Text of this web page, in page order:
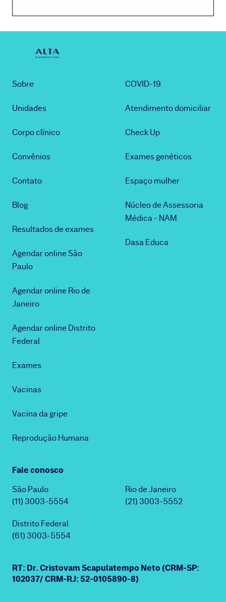
Sobre
Unidades
Corpo clínico
Convênios
Contato
Blog
Resultados de exames
Agendar online São
Paulo
Agendar online Rio de
Janeiro
Agendar online Distrito
Federal
Exames
Vacinas
Vacina da gripe
Reprodução Humana
COVID-19
Atendimento domiciliar
Check Up
Exames genéticos
Espaço mulher
Núcleo de Assessoria
Médica - NAM
Dasa Educa
Fale conosco
São Paulo
(11) 3003-5554
Rio de Janeiro
(21) 3003-5552
Distrito Federal
(61) 3003-5554
RT: Dr. Cristovam Scapulatempo Neto (CRM-SP:
102037/ CRM-RJ: 52-0105890-8)